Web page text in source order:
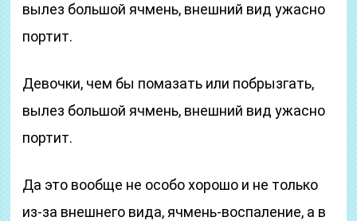
вылез большой ячмень, внешний вид ужасно
портит.
Девочки, чем бы помазать или побрызгать,
вылез большой ячмень, внешний вид ужасно
портит.
Да это вообще не особо хорошо и не только
из-за внешнего вида, ячмень-воспаление, а в